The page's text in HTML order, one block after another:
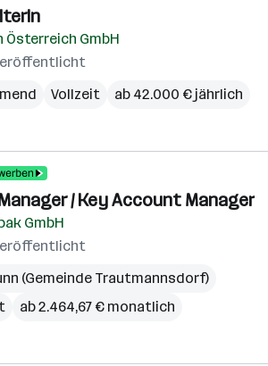
Österreich GmbH
Vollzeit ab 42.000 € jährlich
/ Key Account Manager
GmbH
(Gemeinde Trautmannsdorf)
ab 2.464,67 € monatlich